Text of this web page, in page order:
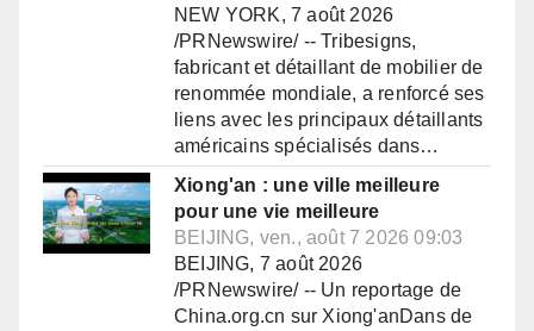
NEW YORK, 7 août 2026
/PRNewswire/ -- Tribesigns,
fabricant et détaillant de mobilier de
renommée mondiale, a renforcé ses
liens avec les principaux détaillants
américains spécialisés dans…
Xiong'an : une ville meilleure
pour une vie meilleure
BEIJING, ven., août 7 2026 09:03
BEIJING, 7 août 2026
/PRNewswire/ -- Un reportage de
China.org.cn sur Xiong'anDans de